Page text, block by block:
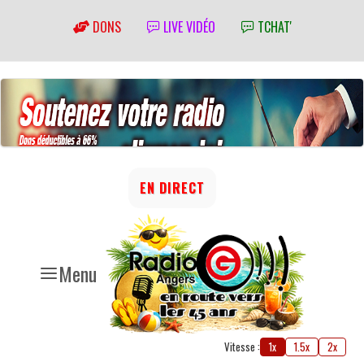
DONS LIVE VIDÉO TCHAT'
Menu
EN DIRECT
Vitesse : 1x 1.5x 2x